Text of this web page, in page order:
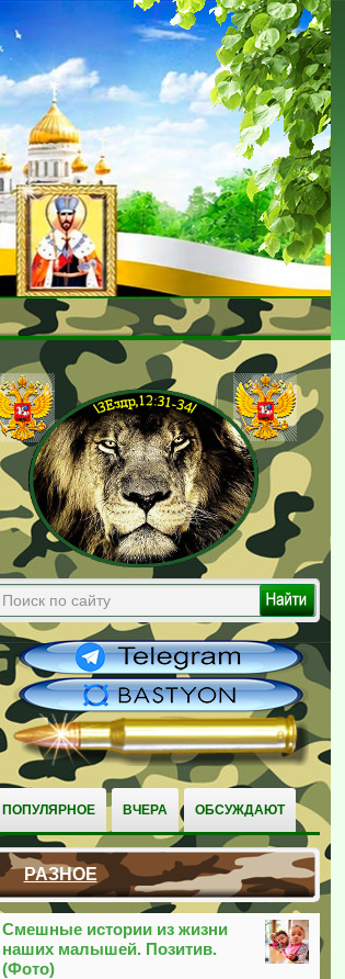
ПОПУЛЯРНОЕ ВЧЕРА ОБСУЖДАЮТ
РАЗНОЕ
Смешные истории из жизни
наших малышей. Позитив.
(Фото)